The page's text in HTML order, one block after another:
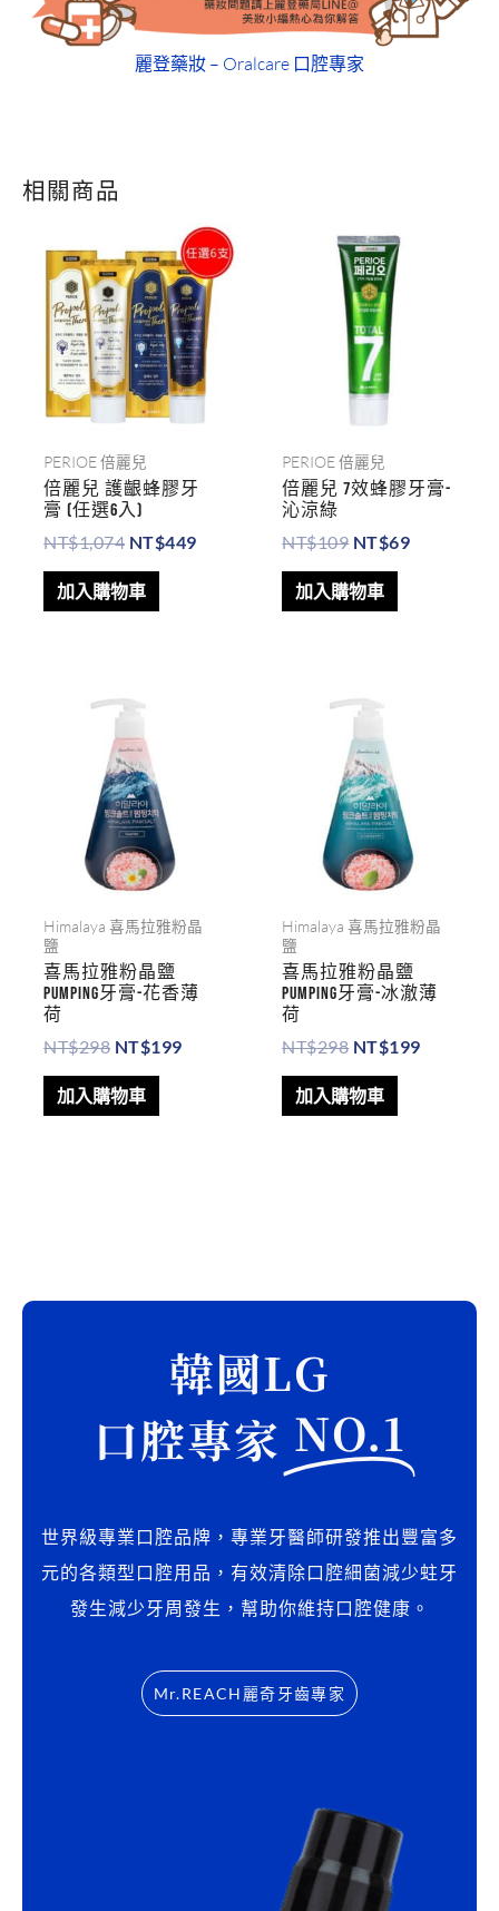
韓國LG
口腔專家 NO.1
世界級專業口腔品牌，專業牙醫師研發推出豐富多
元的各類型口腔用品，有效清除口腔細菌減少蛀牙
發生減少牙周發生，幫助你維持口腔健康。
Mr.REACH麗奇牙齒專家
搜
麗登藥妝 – Oralcare 口腔專家
相關商品
PERIOE 倍麗兒
倍麗兒 護齦蜂膠牙
膏 (任選6入)
NT$1,074
始
價
格：
NT$1,074。
NT$449
目
前
價
格：
NT$449。
加入購物車
PERIOE 倍麗兒
倍麗兒 7效蜂膠牙膏-
沁涼綠
NT$109
原
始
價
格：
NT$109。
NT$69
加入購物車
Himalaya 喜馬拉雅粉晶
鹽
喜馬拉雅粉晶鹽
PUMPING牙膏-花香薄
荷
NT$298
原
始
價
格：
NT$298。
NT$199
加入購物車
Himalaya 喜馬拉雅粉晶
鹽
喜馬拉雅粉晶鹽
PUMPING牙膏-冰澈薄
荷
NT$298
原
始
價
格：
NT$298。
NT$199
加入購物車